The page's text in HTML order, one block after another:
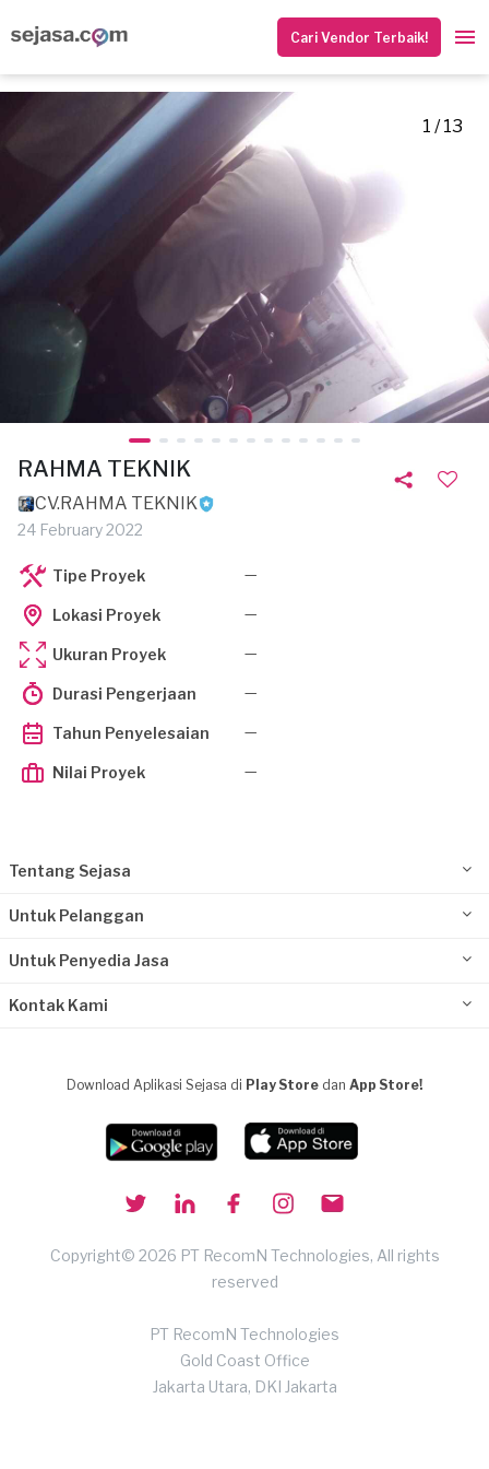
Cari Vendor Terbaik!
1 / 13
RAHMA TEKNIK
CV.RAHMA TEKNIK
24 February 2022
Tipe Proyek —
Lokasi Proyek —
Ukuran Proyek —
Durasi Pengerjaan —
Tahun Penyelesaian —
Nilai Proyek —
Tentang Sejasa
Untuk Pelanggan
Untuk Penyedia Jasa
Kontak Kami
Download Aplikasi Sejasa di Play Store dan App Store!
Copyright© 2026 PT RecomN Technologies, All rights
reserved
PT RecomN Technologies
Gold Coast Office
Jakarta Utara, DKI Jakarta